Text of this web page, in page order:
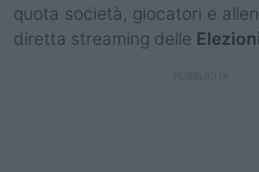
Giovanili
Coppa Italia
quota società, giocatori e
diretta streaming delle